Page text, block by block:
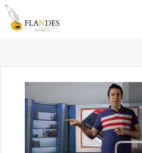
Saltar
contenido